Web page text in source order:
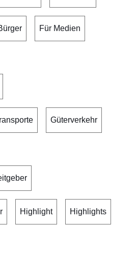
Für Medien
Güterverkehr
Highlight Highlights